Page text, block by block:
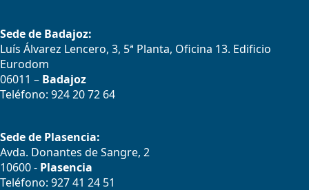
Sede de Badajoz:
Luís Álvarez Lencero, 3, 5ª Planta, Oficina 13. Edificio
Eurodom
06011 – Badajoz
Teléfono: 924 20 72 64
Sede de Plasencia:
Avda. Donantes de Sangre, 2
10600 - Plasencia
Teléfono: 927 41 24 51